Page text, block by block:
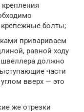
крепежные болты;
привариваем
равной ходу
должно
части
вверх — это
же отрезки